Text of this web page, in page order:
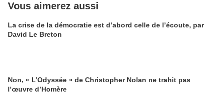
Vous aimerez aussi
La crise de la démocratie est d’abord celle de l’écoute, par
David Le Breton
Non, « L’Odyssée » de Christopher Nolan ne trahit pas
l’œuvre d’Homère